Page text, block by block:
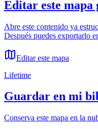
Editar este mapa
Abre este contenido ya
Después puedes exportarlo
Editar este mapa
Lifetime
Guardar en mi
Conserva este mapa en la